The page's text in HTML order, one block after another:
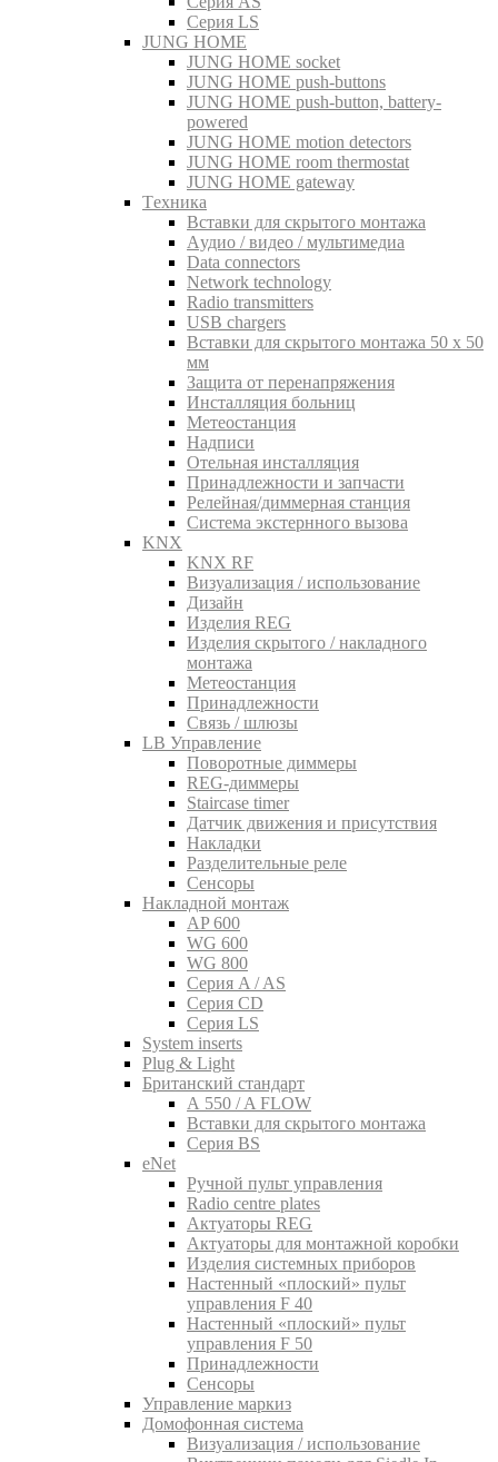
Серия LS
JUNG HOME
JUNG HOME socket
JUNG HOME push-buttons
JUNG HOME push-button, battery-
powered
JUNG HOME motion detectors
JUNG HOME room thermostat
JUNG HOME gateway
Tехника
Вставки для скрытого монтажа
Aудио / видео / мультимедиа
Data connectors
Network technology
Radio transmitters
USB chargers
Вставки для скрытого монтажа 50 x 50
мм
Защита от перенапряжения
Инсталляция больниц
Метеостанция
Надписи
Отельная инсталляция
Принадлежности и запчасти
Релейная/диммерная станция
Система экстернного вызова
KNX
KNX RF
Визуализация / использование
Дизайн
Изделия REG
Изделия скрытого / накладного
монтажа
Метеостанция
Принадлежности
Связь / шлюзы
LB Управление
Поворотные диммеры
REG-диммеры
Staircase timer
Датчик движения и присутствия
Накладки
Разделительные реле
Сенсоры
Накладной монтаж
AP 600
WG 600
WG 800
Серия A / AS
Серия CD
Серия LS
System inserts
Plug & Light
Британский стандарт
A 550 / A FLOW
Вставки для скрытого монтажа
Серия BS
eNet
Pучной пульт управления
Radio centre plates
Актуаторы REG
Актуаторы для монтажной коробки
Изделия системных приборов
Настенный «плоский» пульт
управления F 40
Настенный «плоский» пульт
управления F 50
Принадлежности
Сенсоры
Управление маркиз
Домофонная система
Визуализация / использование